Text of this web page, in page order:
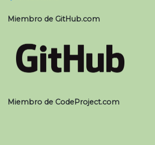
Miembro de GitHub.com
Miembro de CodeProject.com